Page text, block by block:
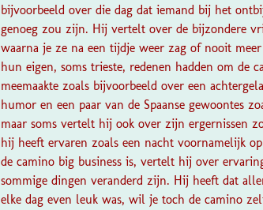
bijvoorbeeld over die dag dat iemand bij het
genoeg zou zijn. Hij vertelt over de bijzondere
waarna je ze na een tijdje weer zag of nooit
hun eigen, soms trieste, redenen hadden om
meemaakte zoals bijvoorbeeld over een
humor en een paar van de Spaanse gewoontes
maar soms vertelt hij ook over zijn ergernissen
hij heeft ervaren zoals een nacht voornamelijk
de camino big business is, vertelt hij over
sommige dingen veranderd zijn. Hij heeft dat
elke dag even leuk was, wil je toch de camino